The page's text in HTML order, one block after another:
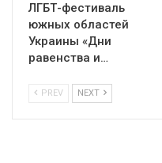
ЛГБТ-фестиваль
южных областей
Украины «Дни
равенства и…
PREV NEXT